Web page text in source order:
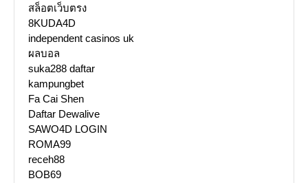
สล็อตเว็บตรง
8KUDA4D
independent casinos uk
ผลบอล
suka288 daftar
kampungbet
Fa Cai Shen
Daftar Dewalive
SAWO4D LOGIN
ROMA99
receh88
BOB69